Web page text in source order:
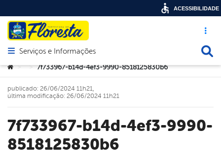
Acesso
Abrir menu principal de navegação
Serviços e Informações
Você está aqui:
> > 7f733967-b14d-4ef3-9990-8518125830b6
7f733967-b14d-4ef3-9990-
8518125830b6
publicado: 26/06/2024 11h21,
última modificação: 26/06/2024 11h21
ACESSIBILIDADE